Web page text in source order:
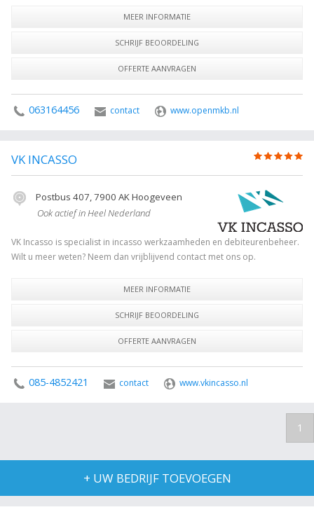
MEER INFORMATIE
SCHRIJF BEOORDELING
OFFERTE AANVRAGEN
063164456 contact www.openmkb.nl
VK INCASSO
Postbus 407, 7900 AK Hoogeveen
Ook actief in Heel Nederland
VK Incasso is specialist in incasso werkzaamheden en debiteurenbeheer.
Wilt u meer weten? Neem dan vrijblijvend contact met ons op.
MEER INFORMATIE
SCHRIJF BEOORDELING
OFFERTE AANVRAGEN
085-4852421 contact www.vkincasso.nl
1
+ UW BEDRIJF TOEVOEGEN